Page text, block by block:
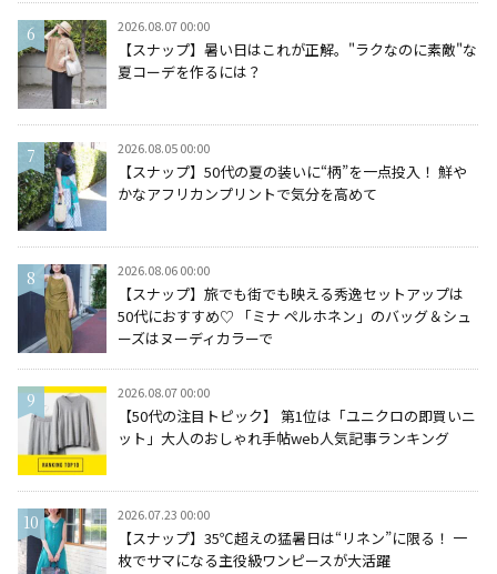
2026.08.07 00:00
【スナップ】暑い日はこれが正解。"ラクなのに素敵"な
夏コーデを作るには？
2026.08.05 00:00
【スナップ】50代の夏の装いに“柄”を一点投入！ 鮮や
かなアフリカンプリントで気分を高めて
2026.08.06 00:00
【スナップ】旅でも街でも映える秀逸セットアップは
50代におすすめ♡ 「ミナ ペルホネン」のバッグ＆シュ
ーズはヌーディカラーで
2026.08.07 00:00
【50代の注目トピック】 第1位は「ユニクロの即買いニ
ット」大人のおしゃれ手帖web人気記事ランキング
2026.07.23 00:00
【スナップ】35℃超えの猛暑日は“リネン”に限る！ 一
枚でサマになる主役級ワンピースが大活躍